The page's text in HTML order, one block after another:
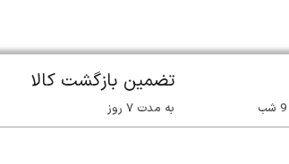
تضمین بازگشت کالا
به مدت ۷ روز